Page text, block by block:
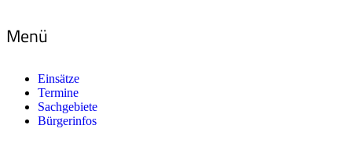
Menü
Einsätze
Termine
Sachgebiete
Bürgerinfos